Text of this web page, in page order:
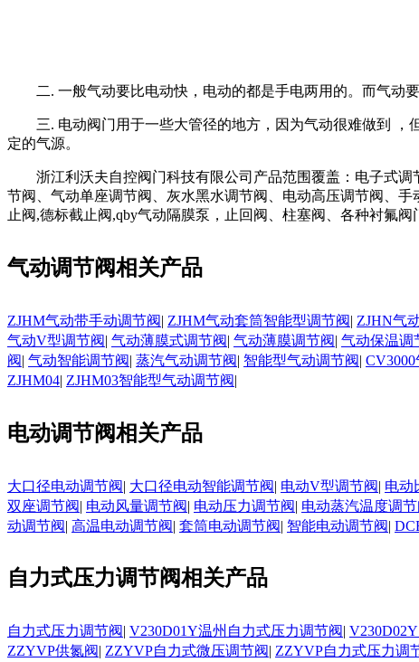
二. 一般气动要比电动快，电动的都是手电两用的。而气动
三. 电动阀门用于一些大管径的地方，因为气动很难做到
定的气源。
浙江利沃夫自控阀门科技有限公司产品范围覆盖：电子式
节阀、气动单座调节阀、灰水黑水调节阀、电动高压调节阀、
止阀,德标截止阀,qby气动隔膜泵，止回阀、柱塞阀、各种衬氟
气动调节阀相关产品
ZJHM气动带手动调节阀| ZJHM气动套筒智能型调节阀| ZJHN气
气动V型调节阀| 气动薄膜式调节阀| 气动薄膜调节阀| 气动保温调
阀| 气动智能调节阀| 蒸汽气动调节阀| 智能型气动调节阀|
ZJHM04| ZJHM03智能型气动调节阀|
电动调节阀相关产品
大口径电动调节阀| 大口径电动智能调节阀| 电动V型调节阀| 电动
双座调节阀| 电动风量调节阀| 电动压力调节阀| 电动蒸汽温度调节
动调节阀| 高温电动调节阀| 套筒电动调节阀| 智能电动调节阀|
自力式压力调节阀相关产品
自力式压力调节阀| V230D01Y温州自力式压力调节阀|
ZZYVP供氮阀| ZZYVP自力式微压调节阀| ZZYVP自力式压力调